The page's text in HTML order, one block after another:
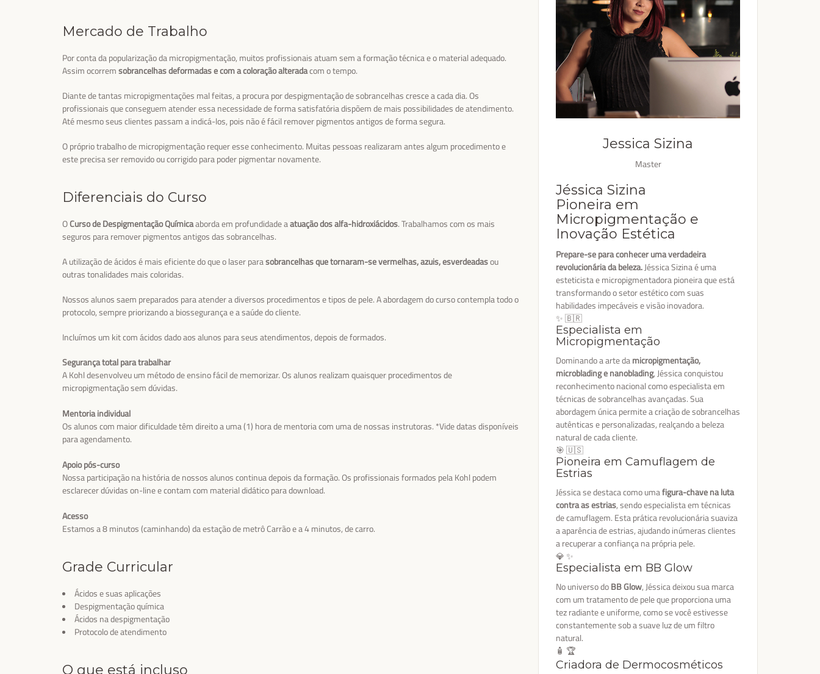
Mercado de Trabalho
Por conta da popularização da micropigmentação, muitos profissionais atuam sem a formação técnica e o material adequado.
Assim ocorremsobrancelhas deformadas e com a coloração alteradacom o tempo.
Diante de tantas micropigmentações mal feitas, a procura por despigmentação de sobrancelhas cresce a cada dia. Os
profissionais que conseguem atender essa necessidade de forma satisfatória dispõem de mais possibilidades de atendimento.
Até mesmo seus clientes passam a indicá-los, pois não é fácil remover pigmentos antigos de forma segura.
O próprio trabalho de micropigmentação requer esse conhecimento. Muitas pessoas realizaram antes algum procedimento e
este precisa ser removido ou corrigido para poder pigmentar novamente.
Diferenciais do Curso
OCurso de Despigmentação Químicaaborda em profundidade aatuação dos alfa-hidroxiácidos. Trabalhamos com os mais
seguros para remover pigmentos antigos das sobrancelhas.
A utilização de ácidos é mais eficiente do que o laser parasobrancelhas que tornaram-se vermelhas, azuis, esverdeadasou
outras tonalidades mais coloridas.
Nossos alunos saem preparados para atender a diversos procedimentos e tipos de pele. A abordagem do curso contempla todo o
protocolo, sempre priorizando a biossegurança e a saúde do cliente.
Incluímos um kit com ácidos dado aos alunos para seus atendimentos, depois de formados.
Segurança total para trabalhar
A Kohl desenvolveu um método de ensino fácil de memorizar. Os alunos realizam quaisquer procedimentos de
micropigmentação sem dúvidas.
Mentoria individual
Os alunos com maior dificuldade têm direito a uma (1) hora de mentoria com uma de nossas instrutoras. *Vide datas disponíveis
para agendamento.
Apoio pós-curso
Nossa participação na história de nossos alunos continua depois da formação. Os profissionais formados pela Kohl podem
esclarecer dúvidas on-line e contam com material didático para download.
Acesso
Estamos a 8 minutos (caminhando) da estação de metrô Carrão e a 4 minutos, de carro.
Grade Curricular
Ácidos e suas aplicações
Despigmentação química
Ácidos na despigmentação
Protocolo de atendimento
O que está incluso
Jessica Sizina
Master
Jéssica Sizina
Pioneira em
Micropigmentação e
Inovação Estética
Prepare-se para conhecer uma verdadeira
revolucionária da beleza.Jéssica Sizina é uma
esteticista e micropigmentadora pioneira que está
transformando o setor estético com suas
habilidades impecáveis e visão inovadora.
✨ 🇧🇷
Especialista em
Micropigmentação
Dominando a arte damicropigmentação,
microblading e nanoblading, Jéssica conquistou
reconhecimento nacional como especialista em
técnicas de sobrancelhas avançadas. Sua
abordagem única permite a criação de sobrancelhas
autênticas e personalizadas, realçando a beleza
natural de cada cliente.
🎯 🇺🇸
Pioneira em Camuflagem de
Estrias
Jéssica se destaca como umafigura-chave na luta
contra as estrias, sendo especialista em técnicas
de camuflagem. Esta prática revolucionária suaviza
a aparência de estrias, ajudando inúmeras clientes
a recuperar a confiança na própria pele.
💎 ✨
Especialista em BB Glow
No universo doBB Glow, Jéssica deixou sua marca
com um tratamento de pele que proporciona uma
tez radiante e uniforme, como se você estivesse
constantemente sob a suave luz de um filtro
natural.
🧴 🏆
Criadora de Dermocosméticos